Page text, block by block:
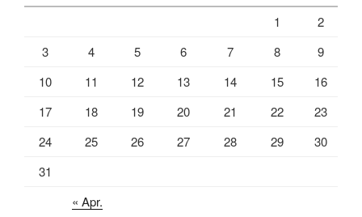
1
2
3
4 5 6 7 8
9
10
11 12 13 14 15
16
17
18 19 20 21 22
23
24
25 26 27 28 29
30
31
« Apr.